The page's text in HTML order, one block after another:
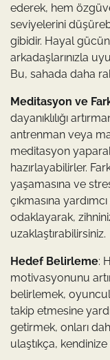
ederek, hem
seviyelerini
gibidir. Hayal
arkadaşlarınızla
Bu, sahada daha
Meditasyon ve
dayanıklılığı
antrenman veya
meditasyon
hazırlayabilirler.
yaşamasına ve
çıkmasına
odaklayarak,
uzaklaştırabilirsiniz.
Hedef Belirleme:
motivasyonunu
belirlemek,
takip etmesine
getirmek, onları
ulaştıkça,